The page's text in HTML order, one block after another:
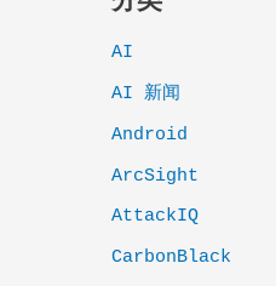
AI
AI 新闻
Android
ArcSight
AttackIQ
CarbonBlack